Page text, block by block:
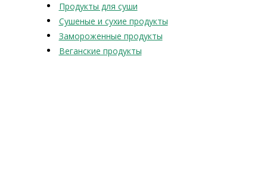
Продукты для суши
Сушеные и сухие продукты
Замороженные продукты
Веганские продукты